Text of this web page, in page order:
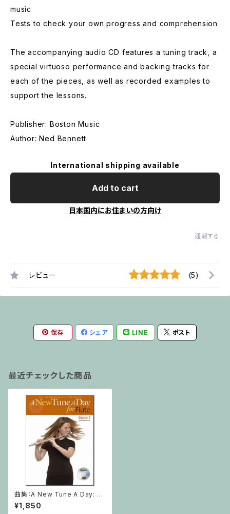
music
Tests to check your own progress and comprehension
The accompanying audio CD features a tuning track, a
special virtuoso performance and backing tracks for
each of the pieces, as well as recorded examples to
support the lessons.
Publisher: Boston Music
Author: Ned Bennett
International shipping available
Add to cart
日本国内にお住まいの方向け
通報する
レビュー (5)
保存 シェア LINE ポスト
最近チェックした商品
曲集：A New Tune A Day: Fl
ute - Book 1 (CD Edition)/フ
ルート
¥1,850